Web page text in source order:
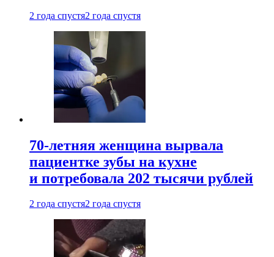
2 года спустя2 года спустя
70-летняя женщина вырвала
пациентке зубы на кухне
и потребовала 202 тысячи рублей
2 года спустя2 года спустя